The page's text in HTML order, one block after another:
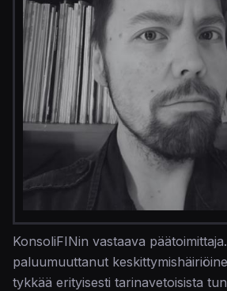
KonsoliFINin vastaava
paluumuuttanut
tykkää erityisesti tarinavetoisista